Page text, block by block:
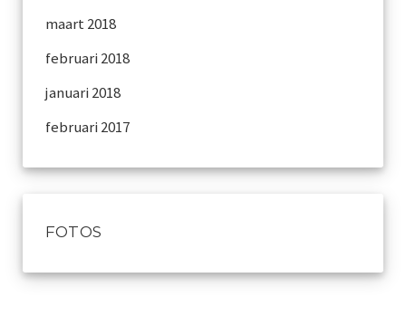
maart 2018
februari 2018
januari 2018
februari 2017
FOTOS